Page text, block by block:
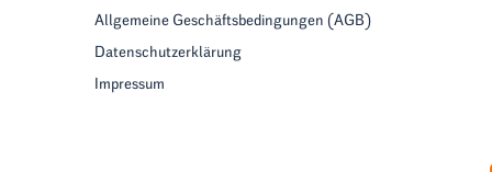
Allgemeine Geschäftsbedingungen (AGB)
Datenschutzerklärung
Impressum